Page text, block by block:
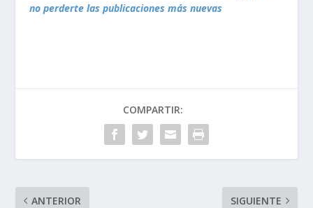
no perderte las publicaciones más nuevas
COMPARTIR:
ANTERIOR SIGUIENTE